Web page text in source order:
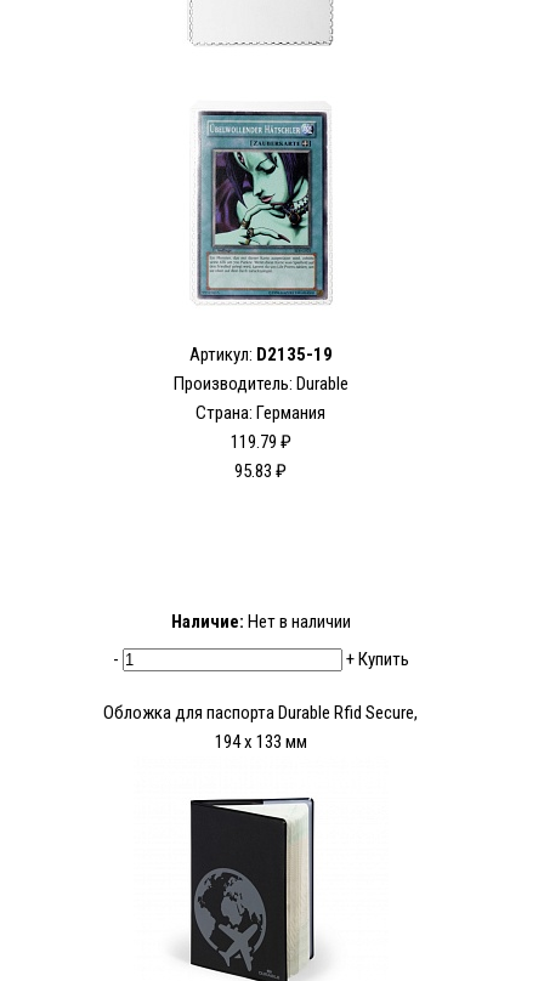
Артикул: D2135-19
Производитель: Durable
Страна: Германия
119.79 ₽
95.83 ₽
Наличие: Нет в наличии
-
+Купить
Обложка для паспорта Durable Rfid Secure,
194 х 133 мм